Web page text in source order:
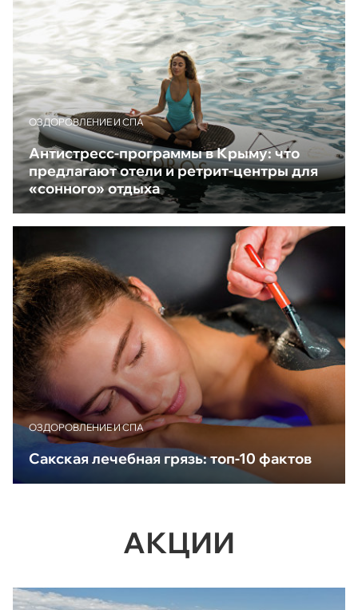
ОЗДОРОВЛЕНИЕ И СПА
Антистресс-программы в Крыму: что
предлагают отели и ретрит-центры для
«сонного» отдыха
ОЗДОРОВЛЕНИЕ И СПА
Сакская лечебная грязь: топ-10 фактов
АКЦИИ